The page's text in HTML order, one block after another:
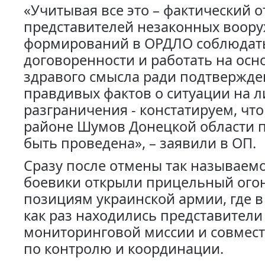
«Учитывая все это – фактический
представителей незаконных
формирований в ОРДЛО
договоренности и работать на
здравого смысла ради
правдивых фактов о ситуации на
разграничения - констатируем,
районе Шумов Донецкой области
быть проведена», – заявили в ОП.
Сразу после отмены так
боевики открыли прицельный
позициям украинской армии, где
как раз находились представители
мониторинговой миссии и
по контролю и координации.